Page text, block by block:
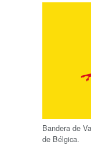
Bandera de
de Bélgica.